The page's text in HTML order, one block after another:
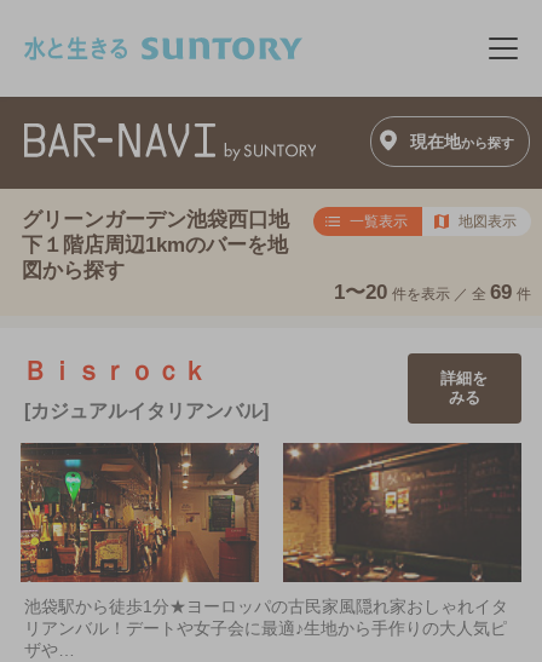
メ
現在地から探す
グリーンガーデン池袋西口地
下１階店周辺1kmのバーを地
図から探す
一覧表示 地図表示
1〜20 件を表示 ／ 全 69 件
Ｂｉｓｒｏｃｋ
[カジュアルイタリアンバル]
詳細を
みる
池袋駅から徒歩1分★ヨーロッパの古民家風隠れ家おしゃれイタ
リアンバル！デートや女子会に最適♪生地から手作りの大人気ピ
ザや…